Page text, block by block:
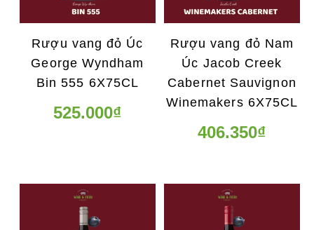
Rượu vang đỏ Úc
George Wyndham
Bin 555 6X75CL
525.000₫
Rượu vang đỏ Nam
Úc Jacob Creek
Cabernet Sauvignon
Winemakers 6X75CL
406.350₫